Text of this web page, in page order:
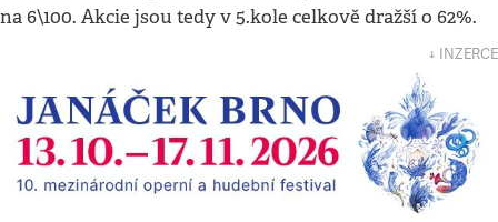
na 6\100. Akcie jsou tedy v 5.kole celkově dražší o 62%.
↓ INZERCE